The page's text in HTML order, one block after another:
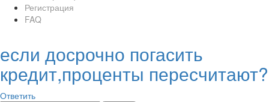
Регистрация
FAQ
если досрочно погасить
кредит,проценты пересчитают?
Ответить